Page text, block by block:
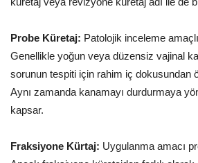
Probe Küretaj: Patolojik inceleme
Genellikle yoğun veya düzensiz vajinal
sorunun tespiti için rahim iç dokusundan
Aynı zamanda kanamayı durdurmaya
kapsar.
Fraksiyone Kürtaj: Uygulanma amacı